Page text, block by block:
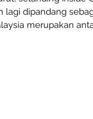
lagi dipandang
merupakan